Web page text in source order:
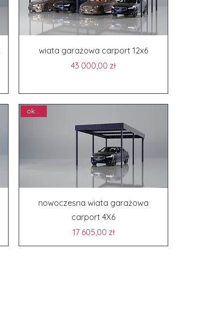
wiata garażowa carport 12x6
Cena
43 000,00 zł
okazja
nowoczesna wiata garażowa
carport 4X6
Cena
17 605,00 zł